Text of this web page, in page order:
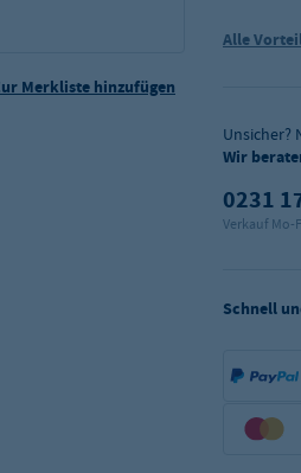
Merkliste hinzufügen
Alle
Unsicher?
Wir
0231
Verkauf Mo-
Schnell